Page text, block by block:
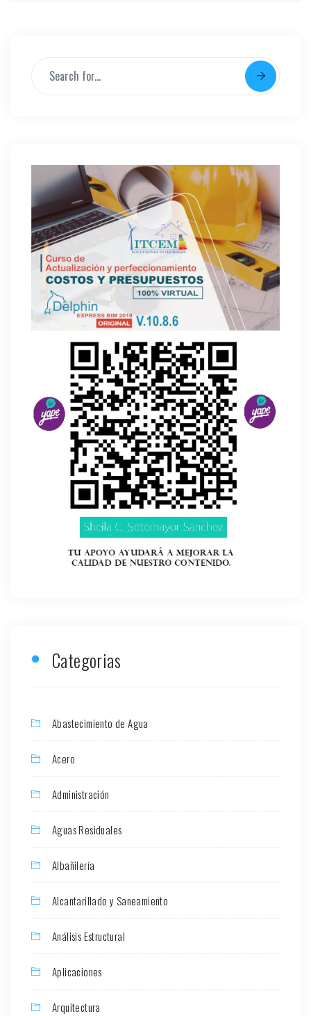
Categorias
Abastecimiento de Agua
Acero
Administración
Aguas Residuales
Albañilería
Alcantarillado y Saneamiento
Análisis Estructural
Aplicaciones
Arquitectura